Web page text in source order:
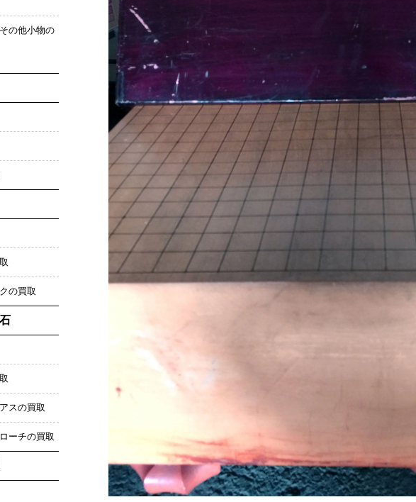
の他小物の
の買取
スの買取
ーチの買取